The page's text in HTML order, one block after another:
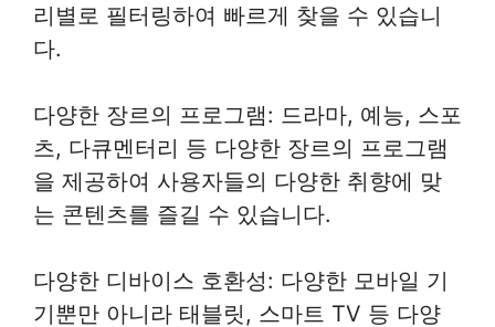
리별로 필터링하여 빠르게 찾을 수 있습니
다.
다양한 장르의 프로그램: 드라마, 예능, 스포
츠, 다큐멘터리 등 다양한 장르의 프로그램
을 제공하여 사용자들의 다양한 취향에 맞
는 콘텐츠를 즐길 수 있습니다.
다양한 디바이스 호환성: 다양한 모바일 기
기뿐만 아니라 태블릿, 스마트 TV 등 다양